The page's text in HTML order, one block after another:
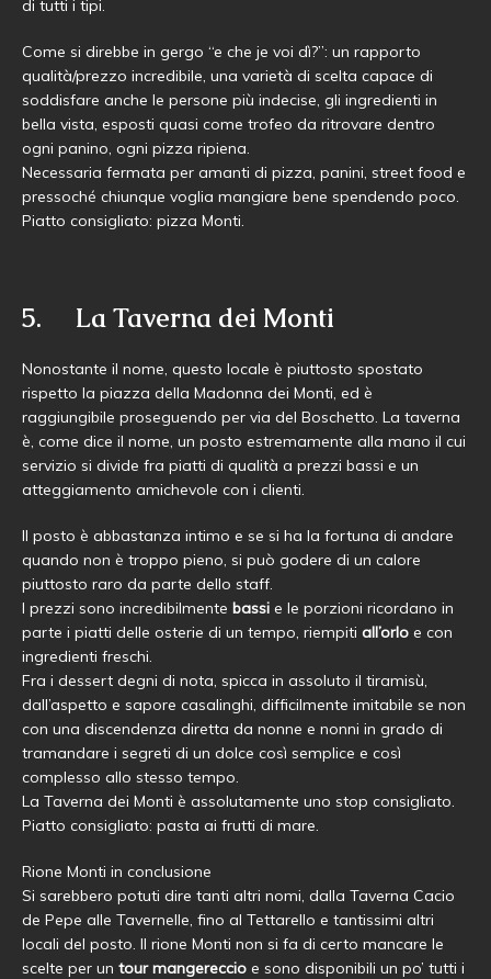
di tutti i tipi.
Come si direbbe in gergo “e che je voi dì?”: un rapporto
qualità/prezzo incredibile, una varietà di scelta capace di
soddisfare anche le persone più indecise, gli ingredienti in
bella vista, esposti quasi come trofeo da ritrovare dentro
ogni panino, ogni pizza ripiena.
Necessaria fermata per amanti di pizza, panini, street food e
pressoché chiunque voglia mangiare bene spendendo poco.
Piatto consigliato: pizza Monti.
5. La Taverna dei Monti
Nonostante il nome, questo locale è piuttosto spostato
rispetto la piazza della Madonna dei Monti, ed è
raggiungibile proseguendo per via del Boschetto. La taverna
è, come dice il nome, un posto estremamente alla mano il cui
servizio si divide fra piatti di qualità a prezzi bassi e un
atteggiamento amichevole con i clienti.
Il posto è abbastanza intimo e se si ha la fortuna di andare
quando non è troppo pieno, si può godere di un calore
piuttosto raro da parte dello staff.
I prezzi sono incredibilmente bassi e le porzioni ricordano in
parte i piatti delle osterie di un tempo, riempiti all’orlo e con
ingredienti freschi.
Fra i dessert degni di nota, spicca in assoluto il tiramisù,
dall’aspetto e sapore casalinghi, difficilmente imitabile se non
con una discendenza diretta da nonne e nonni in grado di
tramandare i segreti di un dolce così semplice e così
complesso allo stesso tempo.
La Taverna dei Monti è assolutamente uno stop consigliato.
Piatto consigliato: pasta ai frutti di mare.
Rione Monti in conclusione
Si sarebbero potuti dire tanti altri nomi, dalla Taverna Cacio
de Pepe alle Tavernelle, fino al Tettarello e tantissimi altri
locali del posto. Il rione Monti non si fa di certo mancare le
scelte per un tour mangereccio e sono disponibili un po’ tutti i